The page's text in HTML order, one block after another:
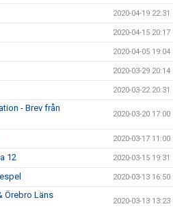
2020-04-19 22:31
2020-04-15 20:17
2020-04-05 19:04
2020-03-29 20:14
2020-03-22 20:31
- Brev från
2020-03-20 17:00
2020-03-17 11:00
12 2020-03-15 19:31
2020-03-13 16:50
Örebro Läns
2020-03-13 13:23